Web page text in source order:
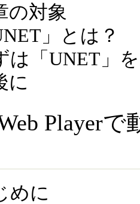
対象
」とは？
「UNET」
に
Playerで
めに